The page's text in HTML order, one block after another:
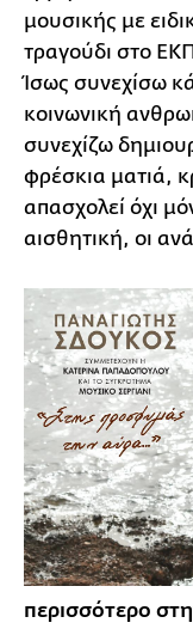
μουσικής με
τραγούδι στο
Ίσως συνεχίσω
κοινωνική
συνεχίζω
φρέσκια ματιά,
απασχολεί όχι
αισθητική, οι
περισσότερο